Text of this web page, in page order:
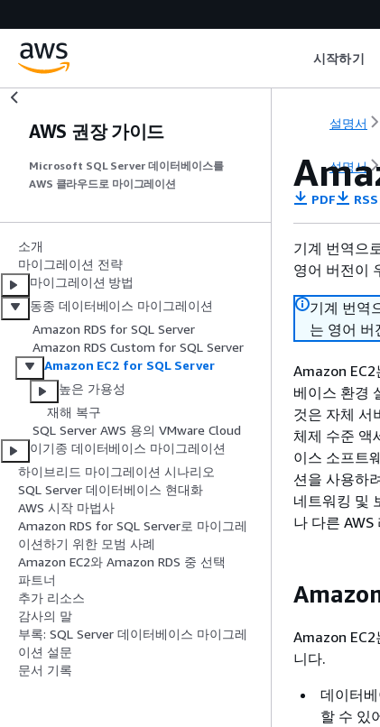
시작하기
AWS 권장 가이드
Microsoft SQL Server 데이터베이스를
AWS 클라우드로 마이그레이션
소개
마이그레이션 전략
마이그레이션 방법
동종 데이터베이스 마이그레이션
Amazon RDS for SQL Server
Amazon RDS Custom for SQL Server
Amazon EC2 for SQL Server
높은 가용성
재해 복구
SQL Server AWS 용의 VMware Cloud
이기종 데이터베이스 마이그레이션
하이브리드 마이그레이션 시나리오
SQL Server 데이터베이스 현대화
AWS 시작 마법사
Amazon RDS for SQL Server로 마이그레
이션하기 위한 모범 사례
Amazon EC2와 Amazon RDS 중 선택
파트너
추가 리소스
감사의 말
부록: SQL Server 데이터베이스 마이그레
이션 설문
문서 기록
설명서
설명서
PDF RSS
기계 번역으
영어 버전이
기계 번역
는 영어 버
Amazon
베이스 환경
것은 자체 서
체제 수준 액
이스 소프트
션을 사용하
네트워킹 및
나 다른
Amazon
니다.
데이터
할 수 있